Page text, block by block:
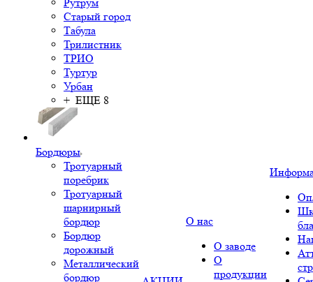
Старый город
Табула
Трилистник
ТРИО
Туртур
Урбан
+ ЕЩЕ 8
Бордюры
Тротуарный
поребрик
Тротуарный
шарнирный
бордюр
Бордюр
дорожный
Металлический
бордюр
О нас
О заводе
О
продукции